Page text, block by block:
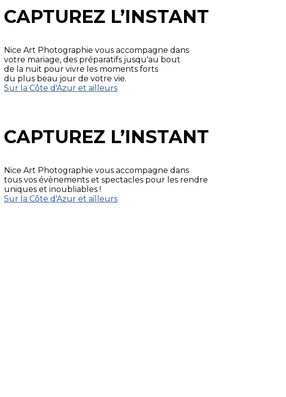
CAPTUREZ L’INSTANT
Nice Art Photographie vous accompagne dans
votre mariage, des préparatifs jusqu'au bout
de la nuit pour vivre les moments forts
du plus beau jour de votre vie.
Sur la Côte d'Azur et ailleurs
CAPTUREZ L’INSTANT
Nice Art Photographie vous accompagne dans
tous vos évènements et spectacles pour les rendre
uniques et inoubliables !
Sur la Côte d'Azur et ailleurs